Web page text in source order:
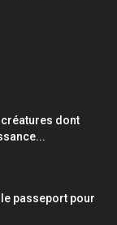
dont
passeport pour